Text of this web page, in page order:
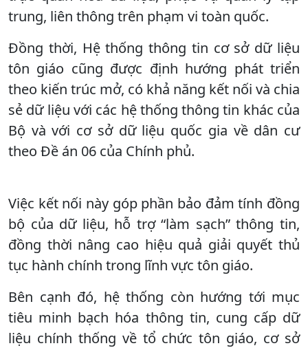
trung, liên thông trên phạm vi toàn quốc.
Đồng thời, Hệ thống thông tin cơ sở dữ liệu
tôn giáo cũng được định hướng phát triển
theo kiến trúc mở, có khả năng kết nối và chia
sẻ dữ liệu với các hệ thống thông tin khác của
Bộ và với cơ sở dữ liệu quốc gia về dân cư
theo Đề án 06 của Chính phủ.
Việc kết nối này góp phần bảo đảm tính đồng
bộ của dữ liệu, hỗ trợ “làm sạch” thông tin,
đồng thời nâng cao hiệu quả giải quyết thủ
tục hành chính trong lĩnh vực tôn giáo.
Bên cạnh đó, hệ thống còn hướng tới mục
tiêu minh bạch hóa thông tin, cung cấp dữ
liệu chính thống về tổ chức tôn giáo, cơ sở